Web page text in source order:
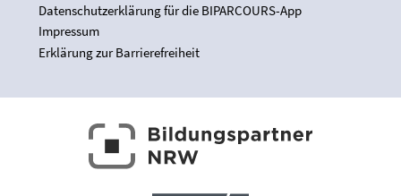
Datenschutzerklärung für die BIPARCOURS-App
Impressum
Erklärung zur Barrierefreiheit